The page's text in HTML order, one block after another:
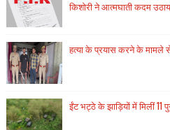
किशोरी ने आत्मघाती कदम
हत्या के प्रयास करने के मामले
ईंट भट्ठे के झाड़ियों में मिलीं 11